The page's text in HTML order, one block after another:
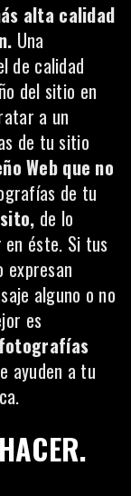
alta calidad
Una
de calidad
del sitio en
a un
de tu sitio
Web que no
de tu
de lo
éste. Si tus
alguno o no
es
ayuden a tu